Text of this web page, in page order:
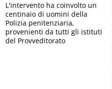
L'intervento ha coinvolto un
centinaio di uomini della
Polizia penitenziaria,
provenienti da tutti gli istituti
del Provveditorato